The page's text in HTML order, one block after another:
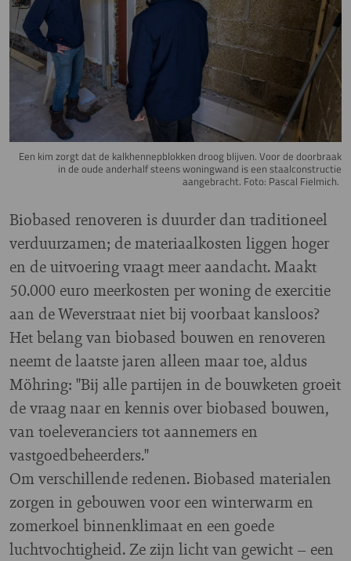
Een kim zorgt dat de kalkhennepblokken droog blijven. Voor de doorbraak
in de oude anderhalf steens woningwand is een staalconstructie
aangebracht. Foto: Pascal Fielmich.
Biobased renoveren is duurder dan traditioneel
verduurzamen; de materiaalkosten liggen hoger
en de uitvoering vraagt meer aandacht. Maakt
50.000 euro meerkosten per woning de exercitie
aan de Weverstraat niet bij voorbaat kansloos?
Het belang van biobased bouwen en renoveren
neemt de laatste jaren alleen maar toe, aldus
Möhring: "Bij alle partijen in de bouwketen groeit
de vraag naar en kennis over biobased bouwen,
van toeleveranciers tot aannemers en
vastgoedbeheerders."
Om verschillende redenen. Biobased materialen
zorgen in gebouwen voor een winterwarm en
zomerkoel binnenklimaat en een goede
luchtvochtigheid. Ze zijn licht van gewicht – een